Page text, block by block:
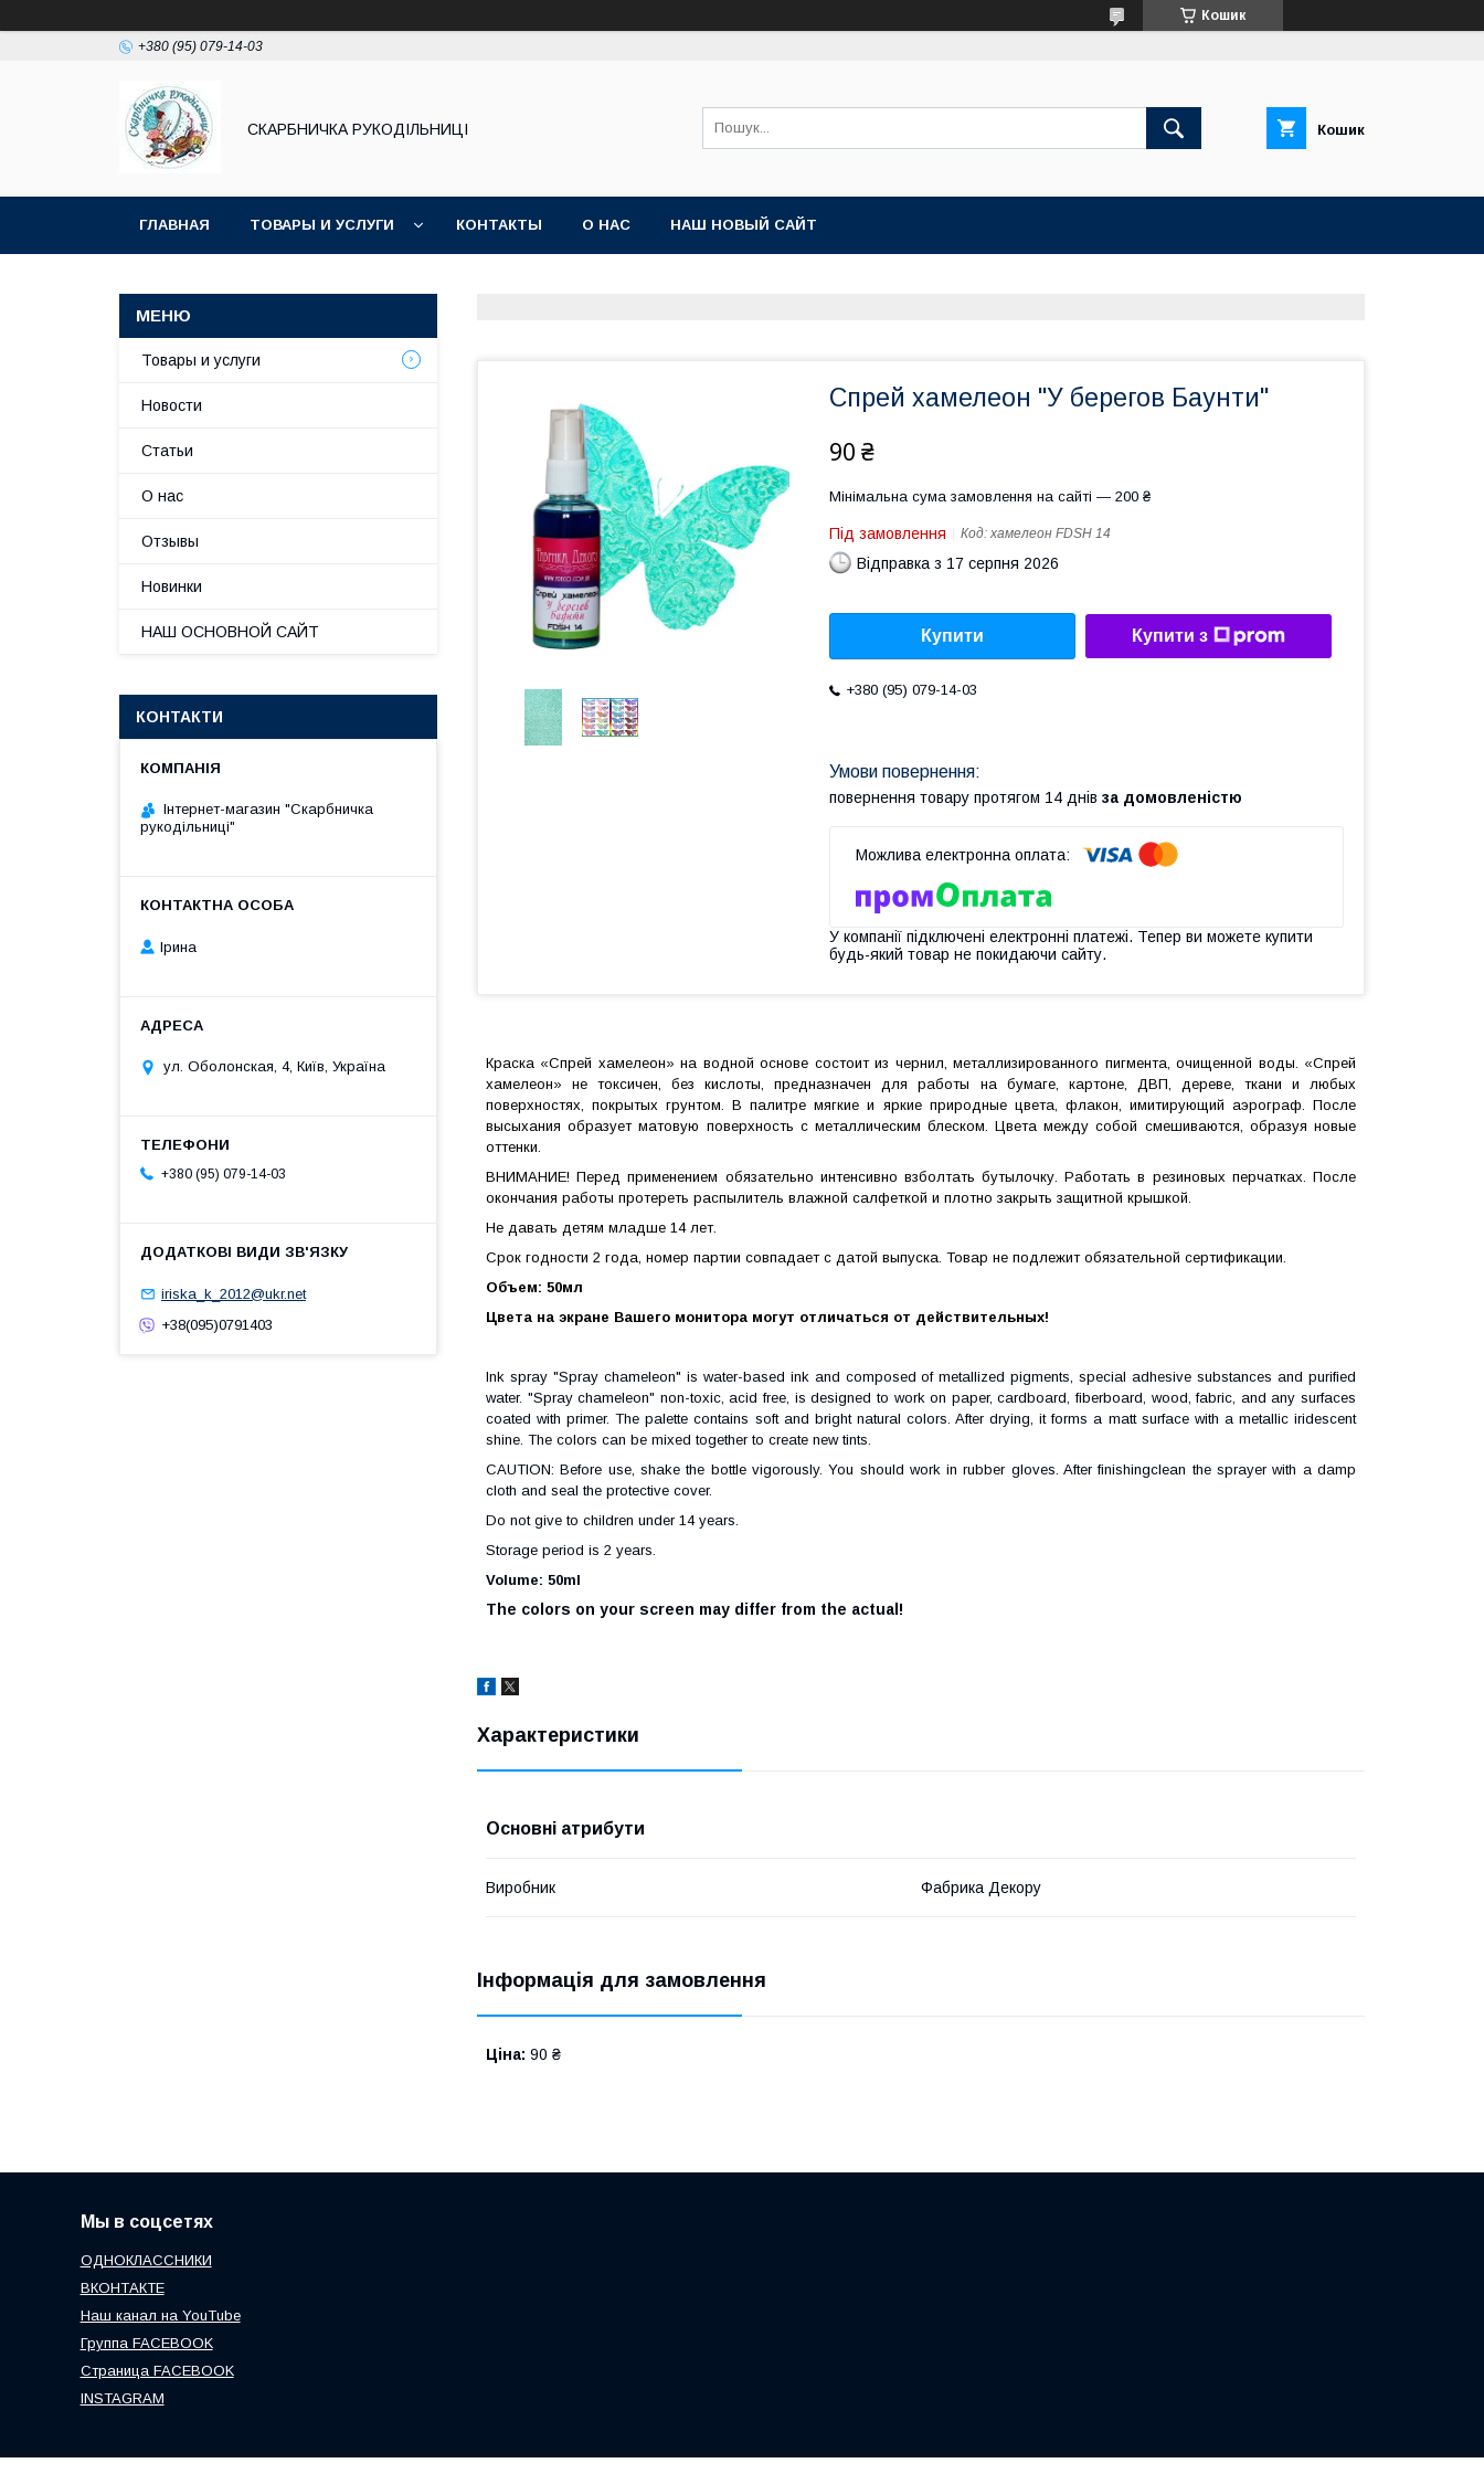
Кошик
+380 (95) 079-14-03
СКАРБНИЧКА РУКОДІЛЬНИЦІ Кошик
ГЛАВНАЯ ТОВАРЫ И УСЛУГИ КОНТАКТЫ О НАС НАШ НОВЫЙ САЙТ
Спрей хамелеон "У берегов Баунти"
90 ₴
Мінімальна сума замовлення на сайті — 200 ₴
Під замовлення Код: хамелеон FDSH 14
Відправка з 17 серпня 2026
Купити Купити з
+380 (95) 079-14-03
повернення товару протягом 14 днів за домовленістю
У компанії підключені електронні платежі. Тепер ви можете купити
будь-який товар не покидаючи сайту.
Краска «Спрей хамелеон» на водной основе состоит из чернил, металлизированного пигмента, очищенной воды. «Спрей
хамелеон» не токсичен, без кислоты, предназначен для работы на бумаге, картоне, ДВП, дереве, ткани и любых
поверхностях, покрытых грунтом. В палитре мягкие и яркие природные цвета, флакон, имитирующий аэрограф. После
высыхания образует матовую поверхность с металлическим блеском. Цвета между собой смешиваются, образуя новые
оттенки.
ВНИМАНИЕ! Перед применением обязательно интенсивно взболтать бутылочку. Работать в резиновых перчатках. После
окончания работы протереть распылитель влажной салфеткой и плотно закрыть защитной крышкой.
Не давать детям младше 14 лет.
Срок годности 2 года, номер партии совпадает с датой выпуска. Товар не подлежит обязательной сертификации.
Объем: 50мл
Цвета на экране Вашего монитора могут отличаться от действительных!
Ink spray "Spray chameleon" is water-based ink and composed of metallized pigments, special adhesive substances and purified
water. "Spray chameleon" non-toxic, acid free, is designed to work on paper, cardboard, fiberboard, wood, fabric, and any surfaces
coated with primer. The palette contains soft and bright natural colors. After drying, it forms a matt surface with a metallic iridescent
shine. The colors can be mixed together to create new tints.
CAUTION: Before use, shake the bottle vigorously. You should work in rubber gloves. Afterfinishingclean the sprayer with a damp
cloth and seal the protective cover.
Do not give to children under 14 years.
Storage period is 2 years.
Volume: 50ml
The colors on your screen may differ from the actual!
Характеристики
Основні атрибути
Виробник Фабрика Декору
Інформація для замовлення
Ціна: 90 ₴
Товары и услуги
Новости
Статьи
О нас
Отзывы
Новинки
НАШ ОСНОВНОЙ САЙТ
КОНТАКТИ
Інтернет-магазин "Скарбничка
рукодільниці"
Ірина
ул. Оболонская, 4, Київ, Україна
+380 (95) 079-14-03
iriska_k_2012@ukr.net
+38(095)0791403
Мы в соцсетях
ОДНОКЛАССНИКИ
ВКОНТАКТЕ
Наш канал на YouTube
Группа FACEBOOK
Страница FACEBOOK
INSTAGRAM